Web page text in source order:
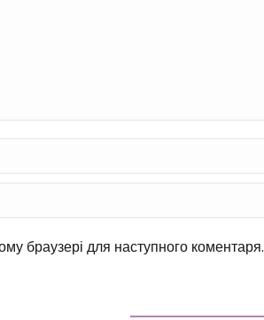
браузері для наступного коментаря.